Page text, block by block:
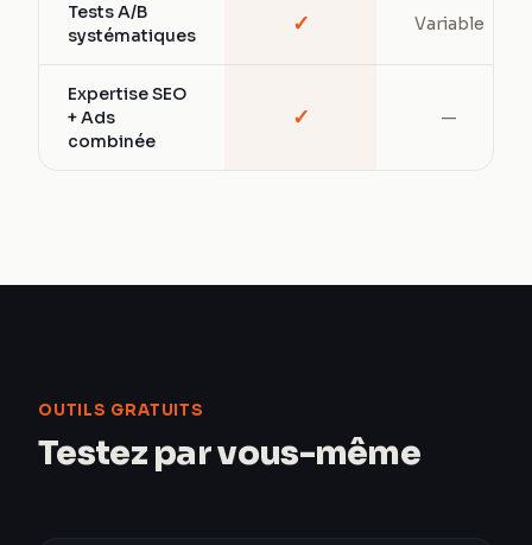
Tests A/B
systématiques
✓ Variable
Expertise SEO
+ Ads
combinée
✓ —
OUTILS GRATUITS
Testez par vous-même